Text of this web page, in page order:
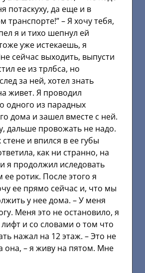
потаскуху, да еще и в
транспорте!” – Я хочу тебя,
я и тихо шепнул ей
уже истекаешь, я
сейчас выходить, выпусти
ее из трлбса, но
за ней, хотел знать
живет. Я проводил
одного из парадных
дома и зашел вместе с ней.
дальше провожать не надо.
и впился в ее губы
как ни странно, на
я продолжил иследовать
ротик. После этого я
ее прямо сейчас и, что мы
у нее дома. – У меня
Меня это не остановило, я
и со словами о том что
нажал на 12 этаж. – Это не
она, – я живу на пятом. Мне